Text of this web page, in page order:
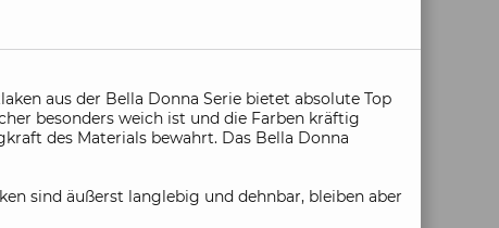
aus der Bella Donna Serie bietet absolute Top
besonders weich ist und die Farben kräftig
des Materials bewahrt. Das Bella Donna
sind äußerst langlebig und dehnbar, bleiben aber